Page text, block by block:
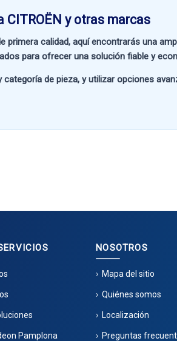
y otras marcas
primera calidad, aquí encontrarás una
para ofrecer una solución fiable y
categoría de pieza, y utilizar opciones
Pamplona
NOSOTROS
Mapa del sitio
Quiénes somos
Localización
Preguntas